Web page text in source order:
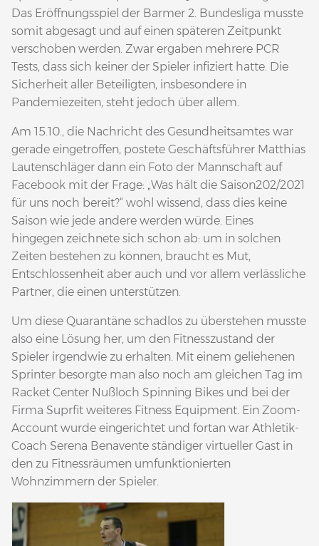
Das Eröffnungsspiel der Barmer 2. Bundesliga musste
somit abgesagt und auf einen späteren Zeitpunkt
verschoben werden. Zwar ergaben mehrere PCR
Tests, dass sich keiner der Spieler infiziert hatte. Die
Sicherheit aller Beteiligten, insbesondere in
Pandemiezeiten, steht jedoch über allem.
Am 15.10., die Nachricht des Gesundheitsamtes war
gerade eingetroffen, postete Geschäftsführer Matthias
Lautenschläger dann ein Foto der Mannschaft auf
Facebook mit der Frage: „Was hält die Saison202/2021
für uns noch bereit?“ wohl wissend, dass dies keine
Saison wie jede andere werden würde. Eines
hingegen zeichnete sich schon ab: um in solchen
Zeiten bestehen zu können, braucht es Mut,
Entschlossenheit aber auch und vor allem verlässliche
Partner, die einen unterstützen.
Um diese Quarantäne schadlos zu überstehen musste
also eine Lösung her, um den Fitnesszustand der
Spieler irgendwie zu erhalten. Mit einem geliehenen
Sprinter besorgte man also noch am gleichen Tag im
Racket Center Nußloch Spinning Bikes und bei der
Firma Suprfit weiteres Fitness Equipment. Ein Zoom-
Account wurde eingerichtet und fortan war Athletik-
Coach Serena Benavente ständiger virtueller Gast in
den zu Fitnessräumen umfunktionierten
Wohnzimmern der Spieler.